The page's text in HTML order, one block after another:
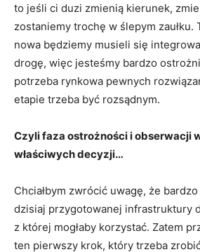
to jeśli ci duzi zmienią kierunek,
zostaniemy trochę w ślepym zaułku.
nowa będziemy musieli się
drogę, więc jesteśmy bardzo
potrzeba rynkowa pewnych
etapie trzeba być rozsądnym.
Czyli faza ostrożności i obserwacji
właściwych decyzji…
Chciałbym zwrócić uwagę, że
dzisiaj przygotowanej infrastruktury
z której mogłaby korzystać. Zatem
ten pierwszy krok, który trzeba